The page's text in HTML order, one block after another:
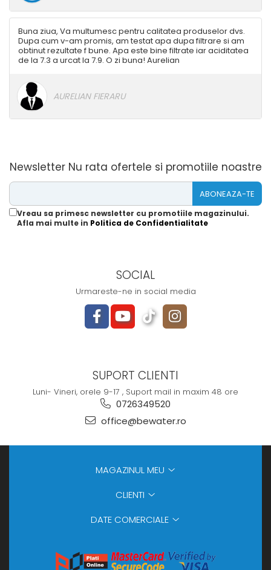
Buna ziua, Va multumesc pentru calitatea produselor dvs.
Dupa cum v-am promis, am testat apa dupa filtrare si am
obtinut rezultate f bune. Apa este bine filtrate iar aciditatea
de la 7.3 a urcat la 7.9. O zi buna! Aurelian
AURELIAN FIERARU
Newsletter Nu rata ofertele si promotiile noastre
Vreau sa primesc newsletter cu promotiile magazinului.
Afla mai multe in Politica de Confidentialitate
SOCIAL
Urmareste-ne in social media
SUPORT CLIENTI
Luni- Vineri, orele 9-17 , Suport mail in maxim 48 ore
0726349520
office@bewater.ro
MAGAZINUL MEU
CLIENTI
DATE COMERCIALE